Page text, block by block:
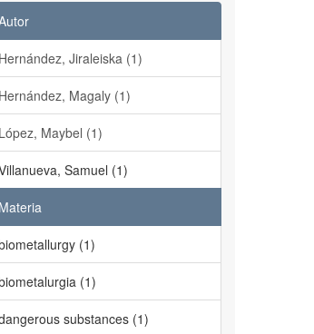
Hernández, Jiraleiska (1)
Hernández, Magaly (1)
López, Maybel (1)
Samuel (1)
Materia
(1)
(1)
substances (1)